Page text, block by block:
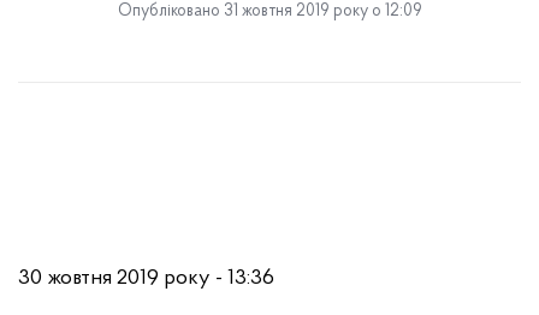
Опубліковано 31 жовтня 2019 року о 12:09
30 жовтня 2019 року - 13:36